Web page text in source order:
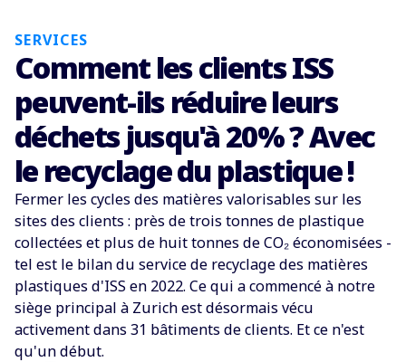
SERVICES
Comment les clients ISS
peuvent-ils réduire leurs
déchets jusqu'à 20% ? Avec
le recyclage du plastique !
Fermer les cycles des matières valorisables sur les
sites des clients : près de trois tonnes de plastique
collectées et plus de huit tonnes de CO₂ économisées -
tel est le bilan du service de recyclage des matières
plastiques d'ISS en 2022. Ce qui a commencé à notre
siège principal à Zurich est désormais vécu
activement dans 31 bâtiments de clients. Et ce n'est
qu'un début.